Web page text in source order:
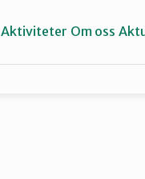
Aktiviteter Om oss